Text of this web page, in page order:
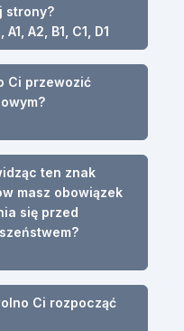
strony?
A2, B1, C1, D1
Ci przewozić
ten znak
masz obowiązek
się przed
Ci rozpocząć